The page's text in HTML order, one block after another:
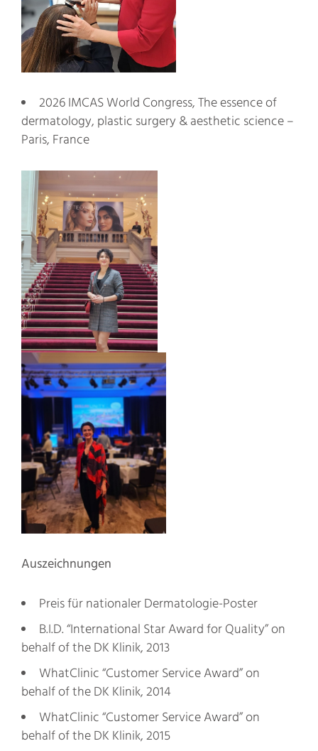
2026 IMCAS World Congress, The essence of
dermatology, plastic surgery & aesthetic science –
Paris, France
Auszeichnungen
Preis für nationaler Dermatologie-Poster
B.I.D. “International Star Award for Quality” on
behalf of the DK Klinik, 2013
WhatClinic “Customer Service Award” on
behalf of the DK Klinik, 2014
WhatClinic “Customer Service Award” on
behalf of the DK Klinik, 2015